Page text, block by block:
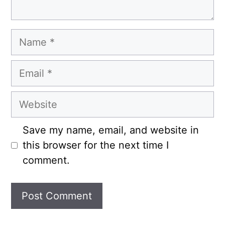
Name
Email
Website
Save my name, email, and website in
this browser for the next time I
comment.